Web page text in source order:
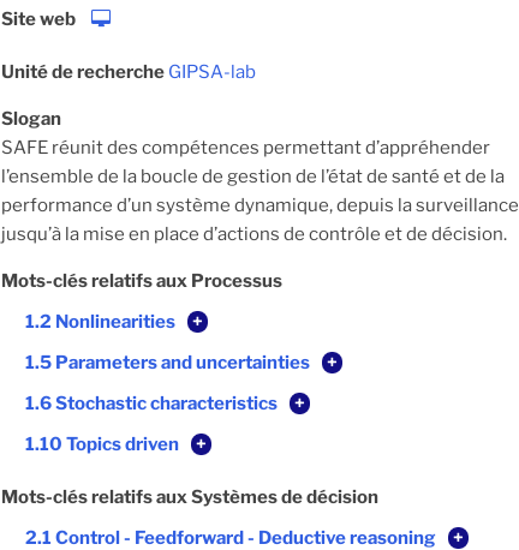
Site web
Unité de recherche GIPSA-lab
Slogan
SAFE réunit des compétences permettant d’appréhender
l’ensemble de la boucle de gestion de l’état de santé et de la
performance d’un système dynamique, depuis la surveillance
jusqu’à la mise en place d’actions de contrôle et de décision.
Mots-clés relatifs aux Processus
1.2 Nonlinearities
+
1.5 Parameters and uncertainties
+
1.6 Stochastic characteristics
+
1.10 Topics driven
+
Mots-clés relatifs aux Systèmes de décision
2.1 Control - Feedforward - Deductive reasoning
+